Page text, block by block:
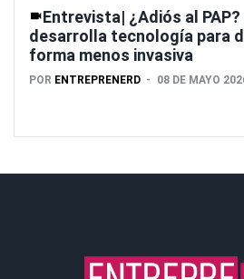
Entrevista| ¿Adiós al PAP?
desarrolla tecnología para
forma menos invasiva
POR ENTREPRENERD 08 DE MAYO